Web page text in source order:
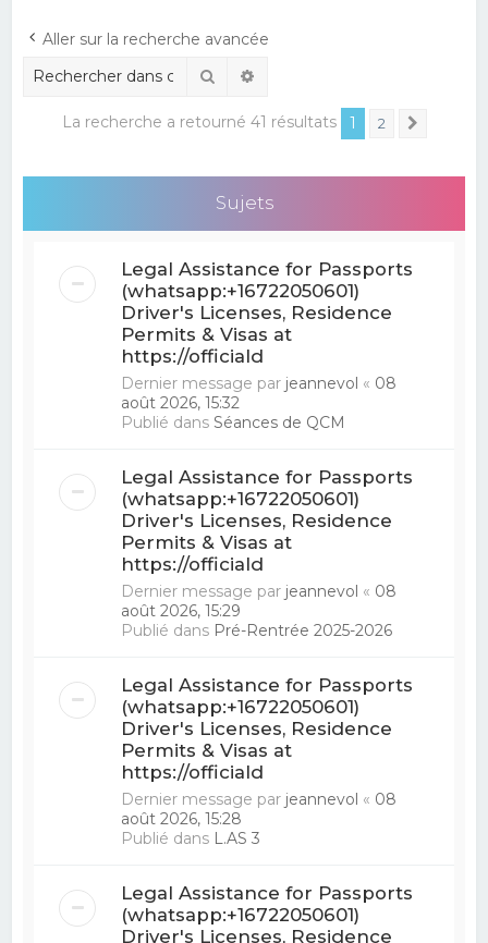
r
Aller sur la recherche avancée
Rechercher
La recherche a retourné 41 résultats 1 2
Sujets
Legal Assistance for Passports
(whatsapp:+16722050601)
Driver's Licenses, Residence
Permits & Visas at
https://officiald
Dernier message par jeannevol « 08
août 2026, 15:32
Publié dansSéances de QCM
Legal Assistance for Passports
(whatsapp:+16722050601)
Driver's Licenses, Residence
Permits & Visas at
https://officiald
Dernier message par jeannevol « 08
août 2026, 15:29
Publié dans Pré-Rentrée 2025-2026
Legal Assistance for Passports
(whatsapp:+16722050601)
Driver's Licenses, Residence
Permits & Visas at
https://officiald
Dernier message par jeannevol « 08
août 2026, 15:28
Publié dans L.AS 3
Legal Assistance for Passports
(whatsapp:+16722050601)
Driver's Licenses, Residence